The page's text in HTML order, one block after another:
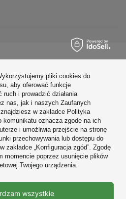
ceny brutto (z VAT).
pliki cookies do
aby oferować funkcje
ruch i prowadzić działania
nas, jak i naszych Zaufanych
w zakładce Polityka
komunikatu oznacza zgodę na ich
i umożliwia przejście na stronę
przechowywania lub dostępu do
zakładce „Konfiguracja zgód”. Zgodę
momencie poprzez usunięcie plików
Twojego urządzenia.
wszystkie